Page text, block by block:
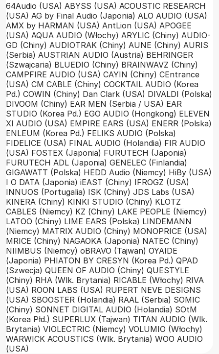
64Audio (USA) ABYSS (USA) ACOUSTIC RESEARCH
(USA) AG by Final Audio (Japonia) ALO AUDIO (USA)
AMX by HARMAN (USA) AntLion (USA) APOGEE
(USA) AQUA AUDIO (Włochy) ARYLIC (Chiny) AUDIO-
GD (Chiny) AUDIOTRAK (Chiny) AUNE (Chiny) AURIS
(Serbia) AUSTRIAN AUDIO (Austria) BEHRINGER
(Szwajcaria) BLUEDIO (Chiny) BRAINWAVZ (Chiny)
CAMPFIRE AUDIO (USA) CAYIN (Chiny) CEntrance
(USA) CM CABLE (Chiny) COCKTAIL AUDIO (Korea
Pd.) COWIN (Chiny) Dan Clark (USA) DIVALDI (Polska)
DIVOOM (Chiny) EAR MEN (Serbia / USA) EAR
STUDIO (Korea Pd.) EGO AUDIO (Hongkong) ELEVEN
XI AUDIO (USA) EMPIRE EARS (USA) ENERR (Polska)
ENLEUM (Korea Pd.) FELIKS AUDIO (Polska)
FIDELICE (USA) FINAL AUDIO (Holandia) FIR AUDIO
(USA) FOSTEX (Japonia) FURUTECH (Japonia)
FURUTECH ADL (Japonia) GENELEC (Finlandia)
GIGAWATT (Polska) HEDD Audio (Niemcy) HiBy (USA)
I O DATA (Japonia) iEAST (Chiny) IFROGZ (USA)
INNUOS (Portugalia) ISK (Chiny) JDS Labs (USA)
KINERA (Chiny) KINKI STUDIO (Chiny) KLOTZ
CABLES (Niemcy) KZ (Chiny) LAKE PEOPLE (Niemcy)
LATOO (Chiny) LIME EARS (Polska) LINDEMANN
(Niemcy) MATRIX AUDIO (Chiny) MONOPRICE (USA)
MRICE (Chiny) NAGAOKA (Japonia) NATEC (Chiny)
NIIMBUS (Niemcy) oBRAVO (Tajwan) OYAIDE
(Japonia) PHIATON BY CRESYN (Korea Pd.) QPAD
(Szwecja) QUEEN OF AUDIO (Chiny) QUESTYLE
(Chiny) RHA (Wlk. Brytania) RICABLE (Włochy) RIVA
(USA) ROON LABS (USA) RUPERT NEVE DESIGNS
(USA) SBOOSTER (Holandia) RAAL (Serbia) SOMIC
(Chiny) SONNET DIGITAL AUDIO (Holandia) SOtM
(Korea Płd.) SUPERLUX (Tajwan) TITAN AUDIO (Wlk.
Brytania) VIOLECTRIC (Niemcy) VOLUMIO (Włochy)
WARWICK ACOUSTICS (Wlk. Brytania) WOO AUDIO
(USA)